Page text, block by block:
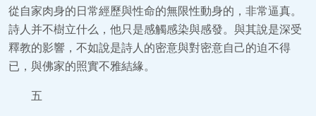
從自家肉身的日常經歷與性命的無限性動身的，非常逼真。
詩人并不樹立什么，他只是感觸感染與感發。與其說是深受
釋教的影響，不如說是詩人的密意與對密意自己的迫不得
已，與佛家的照實不雅結緣。
五